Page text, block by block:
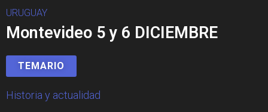
URUGUAY
Montevideo 5 y 6 DICIEMBRE
TEMARIO
Historia y actualidad